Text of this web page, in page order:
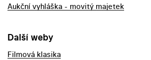
Aukční vyhláška - movitý majetek
Další weby
Filmová klasika